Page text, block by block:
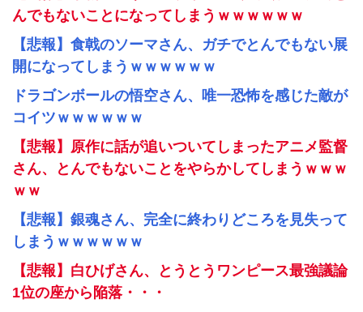
んでもないことになってしまうｗｗｗｗｗｗ
【悲報】食戟のソーマさん、ガチでとんでもない展
開になってしまうｗｗｗｗｗｗ
ドラゴンボールの悟空さん、唯一恐怖を感じた敵が
コイツｗｗｗｗｗｗ
【悲報】原作に話が追いついてしまったアニメ監督
さん、とんでもないことをやらかしてしまうｗｗｗ
ｗｗ
【悲報】銀魂さん、完全に終わりどころを見失って
しまうｗｗｗｗｗｗ
【悲報】白ひげさん、とうとうワンピース最強議論
1位の座から陥落・・・